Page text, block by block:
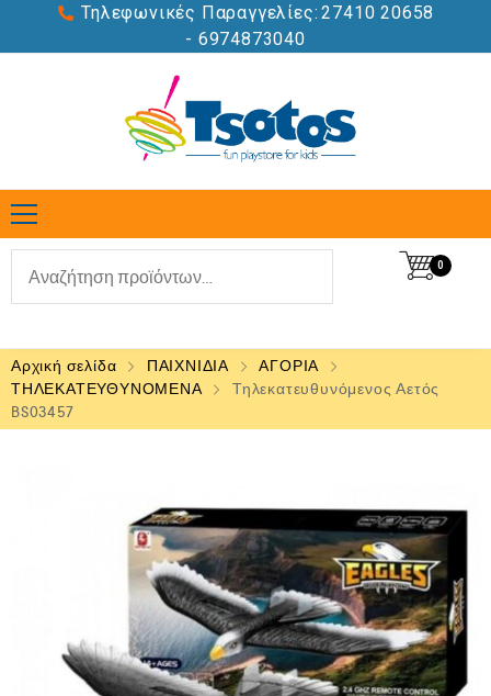
Τηλεφωνικές Παραγγελίες: 27410 20658
- 6974873040
0
Αρχική σελίδα ΠΑΙΧΝΙΔΙΑ
ΑΓΟΡΙΑ
ΤΗΛΕΚΑΤΕΥΘΥΝΟΜΕΝΑ
Τηλεκατευθυνόμενος Αετός
BS03457